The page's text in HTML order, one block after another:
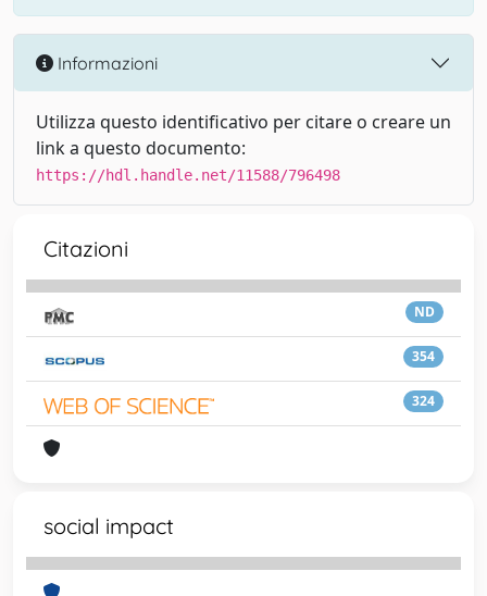
Informazioni
Utilizza questo identificativo per citare o creare un
link a questo documento:
https://hdl.handle.net/11588/796498
Citazioni
ND
354
324
social impact